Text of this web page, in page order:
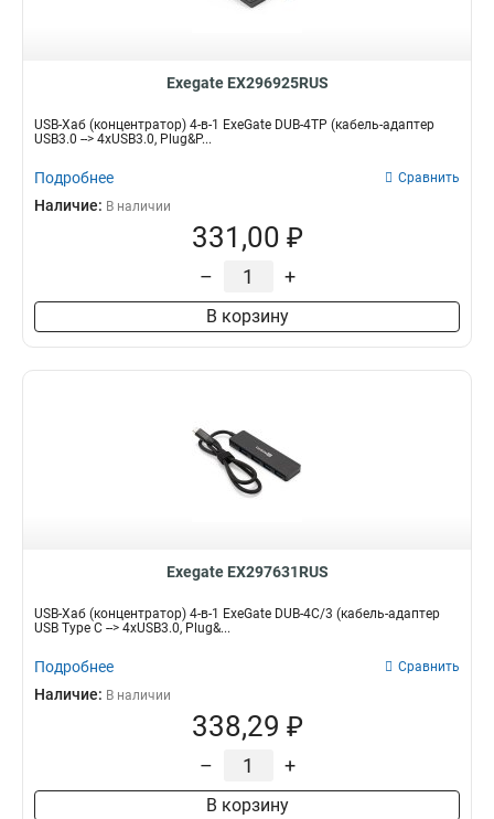
Exegate EX296925RUS
USB-Хаб (концентратор) 4-в-1 ExeGate DUB-4TP (кабель-адаптер
USB3.0 --> 4xUSB3.0, Plug&P...
Подробнее Сравнить
Наличие: В наличии
331,00 ₽
– +
В корзину
Exegate EX297631RUS
USB-Хаб (концентратор) 4-в-1 ExeGate DUB-4C/3 (кабель-адаптер
USB Type C --> 4xUSB3.0, Plug&...
Подробнее Сравнить
Наличие: В наличии
338,29 ₽
– +
В корзину